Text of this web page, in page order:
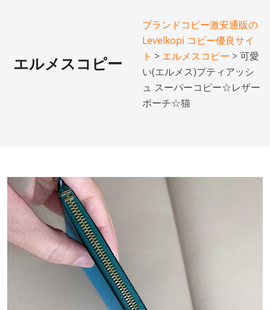
エルメスコピー
ブランドコピー激安通販の
Levelkopi コピー優良サイ
ト > エルメスコピー > 可愛
い(エルメス)プティアッシ
ュ スーパーコピー☆レザー
ポーチ☆猫